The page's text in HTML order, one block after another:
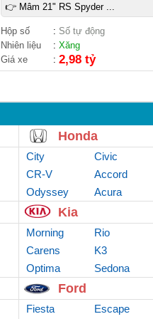
👉 Mâm 21" RS Spyder ...
Hộp số : Số tự động
Nhiên liệu
: Xăng
Giá xe
: 2,98 tỷ
Honda
City
Civic
CR-V
Accord
Odyssey
Acura
Kia
Morning
Rio
Carens
K3
Optima
Sedona
Ford
Fiesta Escape